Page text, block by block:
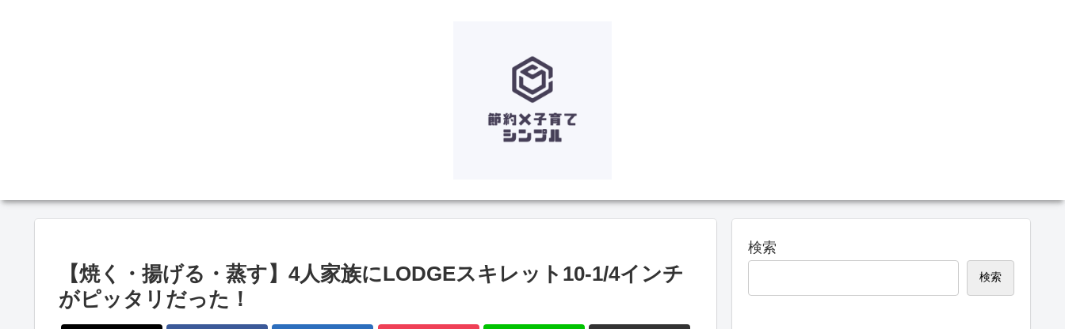
【焼く・揚げる・蒸す】4人家族にLODGEスキレット10-1/4インチ
がピッタリだった！
検索
検索